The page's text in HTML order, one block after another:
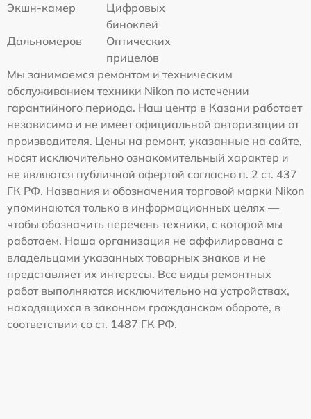
Экшн-камер
Цифровых
биноклей
Дальномеров
Оптических
прицелов
Мы занимаемся ремонтом и техническим
обслуживанием техники Nikon по истечении
гарантийного периода. Наш центр в Казани работает
независимо и не имеет официальной авторизации от
производителя. Цены на ремонт, указанные на сайте,
носят исключительно ознакомительный характер и
не являются публичной офертой согласно п. 2 ст. 437
ГК РФ. Названия и обозначения торговой марки Nikon
упоминаются только в информационных целях —
чтобы обозначить перечень техники, с которой мы
работаем. Наша организация не аффилирована с
владельцами указанных товарных знаков и не
представляет их интересы. Все виды ремонтных
работ выполняются исключительно на устройствах,
находящихся в законном гражданском обороте, в
соответствии со ст. 1487 ГК РФ.